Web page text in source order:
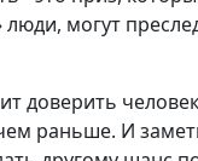
могут
доверить
раньше. И